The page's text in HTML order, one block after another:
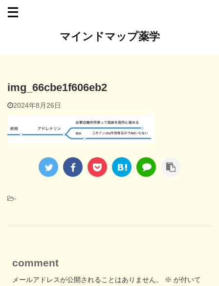
マインドマップ薬学
img_66cbe1f606eb2
2024年8月26日
-
comment
メールアドレスが公開されることはありません。 ※ が付いて